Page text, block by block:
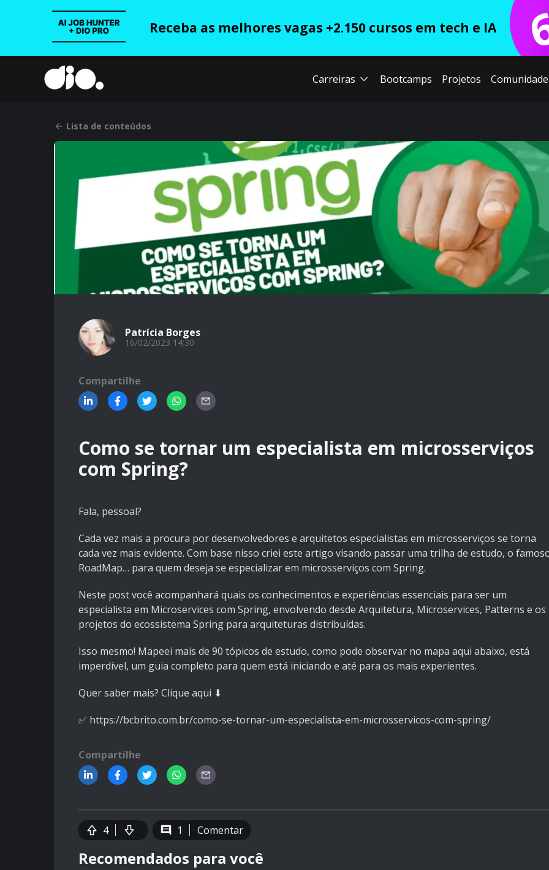
Receba as melhores vagas +2.150 cursos em tech e IA
Carreiras Bootcamps Projetos Comunidade
Lista de conteúdos
Patrícia Borges
16/02/2023 14:30
Compartilhe
Como se tornar um especialista em microsserviços
com Spring?
Fala, pessoal?
Cada vez mais a procura por desenvolvedores e arquitetos especialistas em microsserviços se torna
cada vez mais evidente. Com base nisso criei este artigo visando passar uma trilha de estudo, o
RoadMap… para quem deseja se especializar em microsserviços com Spring.
Neste post você acompanhará quais os conhecimentos e experiências essenciais para ser um
especialista em Microservices com Spring, envolvendo desde Arquitetura, Microservices, Patterns e os
projetos do ecossistema Spring para arquiteturas distribuídas.
Isso mesmo! Mapeei mais de 90 tópicos de estudo, como pode observar no mapa aqui abaixo, está
imperdível, um guia completo para quem está iniciando e até para os mais experientes.
Quer saber mais? Clique aqui ⬇
✅ https://bcbrito.com.br/como-se-tornar-um-especialista-em-microsservicos-com-spring/
Compartilhe
4 1 Comentar
Recomendados para você